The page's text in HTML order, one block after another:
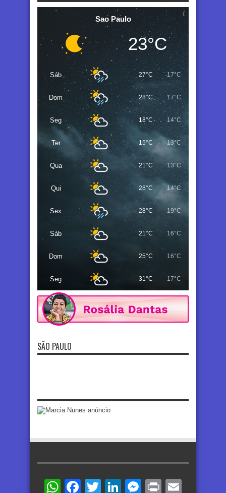
Sao Paulo
23°C
Sáb 27°C 17°C
Dom 28°C 17°C
Seg 18°C 14°C
Ter 15°C 13°C
Qua 21°C 13°C
Qui 28°C 14°C
Sex 28°C 19°C
Sáb 21°C 16°C
Dom 25°C 16°C
Seg 31°C 17°C
SÃO PAULO
WhatsApp
Facebook
TwitterLinkedIn
Messenger
Print